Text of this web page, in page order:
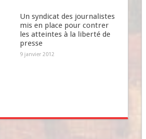
Un syndicat des journalistes
mis en place pour contrer
les atteintes à la liberté de
presse
9 janvier 2012